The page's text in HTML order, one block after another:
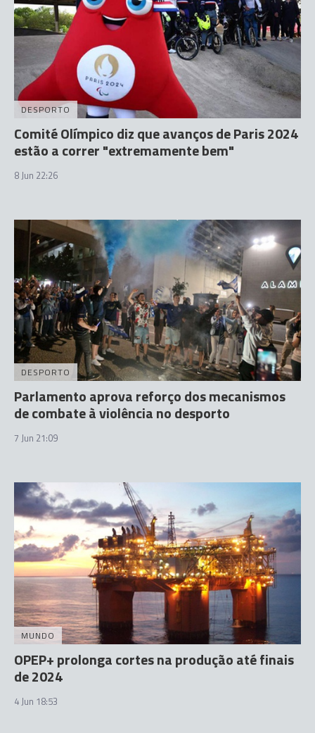
DESPORTO
Comité Olímpico diz que avanços de Paris 2024
estão a correr "extremamente bem"
8 Jun 22:26
DESPORTO
Parlamento aprova reforço dos mecanismos
de combate à violência no desporto
7 Jun 21:09
MUNDO
OPEP+ prolonga cortes na produção até finais
de 2024
4 Jun 18:53